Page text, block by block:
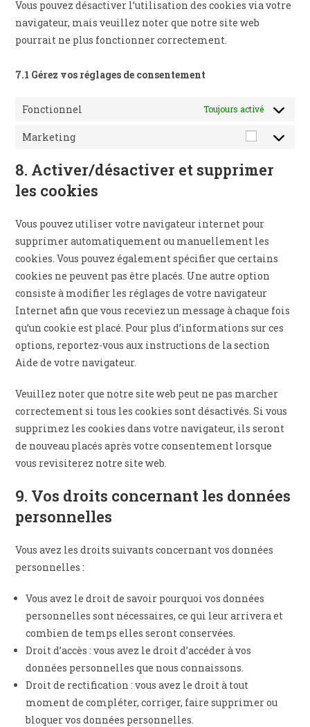
Vous pouvez désactiver l’utilisation des cookies via votre
navigateur, mais veuillez noter que notre site web
pourrait ne plus fonctionner correctement.
7.1 Gérez vos réglages de consentement
Fonctionnel Toujours activé
Marketing
8. Activer/désactiver et supprimer
les cookies
Vous pouvez utiliser votre navigateur internet pour
supprimer automatiquement ou manuellement les
cookies. Vous pouvez également spécifier que certains
cookies ne peuvent pas être placés. Une autre option
consiste à modifier les réglages de votre navigateur
Internet afin que vous receviez un message à chaque fois
qu’un cookie est placé. Pour plus d’informations sur ces
options, reportez-vous aux instructions de la section
Aide de votre navigateur.
Veuillez noter que notre site web peut ne pas marcher
correctement si tous les cookies sont désactivés. Si vous
supprimez les cookies dans votre navigateur, ils seront
de nouveau placés après votre consentement lorsque
vous revisiterez notre site web.
9. Vos droits concernant les données
personnelles
Vous avez les droits suivants concernant vos données
personnelles :
Vous avez le droit de savoir pourquoi vos données
personnelles sont nécessaires, ce qui leur arrivera et
combien de temps elles seront conservées.
Droit d’accès : vous avez le droit d’accéder à vos
données personnelles que nous connaissons.
Droit de rectification : vous avez le droit à tout
moment de compléter, corriger, faire supprimer ou
bloquer vos données personnelles.